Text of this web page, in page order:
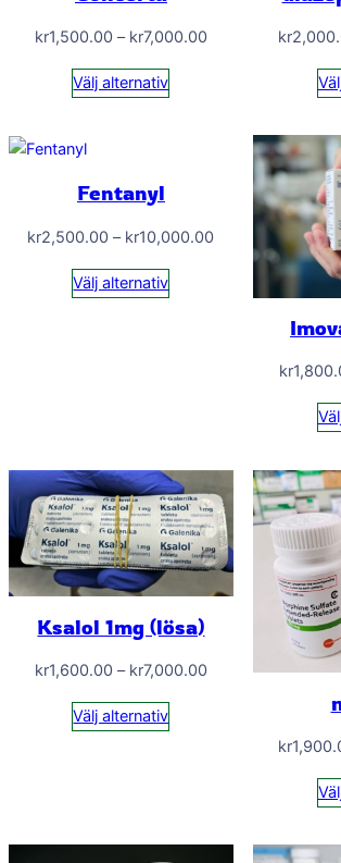
kr1,500.00 – kr7,000.00Prisintervall:
Välj alternativ
kr
Fentanyl
kr2,500.00 – kr10,000.00Prisintervall:
kr2,500.00
kr10,000.00
Välj alternativ
kr
Ksalol 1mg (lösa)
kr1,600.00 – kr7,000.00Prisintervall:
kr7,000.00
Välj alternativ
kr